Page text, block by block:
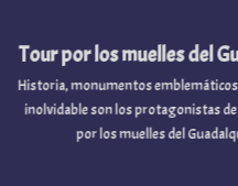
los muelles del
emblemáticos y un
son los protagonistas de este free tour
por los muelles del Guadalquivir.